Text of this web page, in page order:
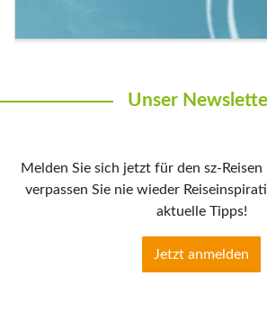
Unser
Melden Sie sich jetzt für den sz-
verpassen Sie nie wieder
aktuelle Tipps!
Jetzt anmelden